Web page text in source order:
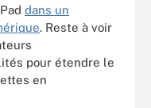
dans un
. Reste à voir
pour étendre le
en